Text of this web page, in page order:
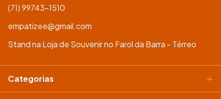
(71) 99743-1510
empatizee@gmail.com
Stand na Loja de Souvenir no Farol da Barra - Térreo
Categorias